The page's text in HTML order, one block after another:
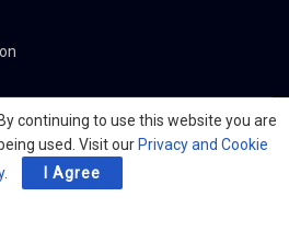
American Publishers, Inc. All Rights
continuing to use this website you are
used. Visit our Privacy and Cookie
. I Agree